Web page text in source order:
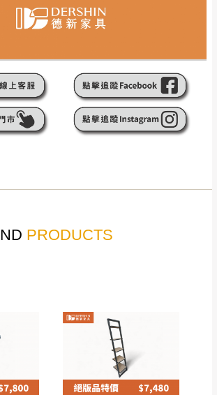
送人員輸送之安全，本司得視狀況延後
務。
期間，恕暫停百貨公司相關運送 》
務，若需回收家俱可聯絡當地請清潔隊
運專線：0800-085-717
內為鑑賞期(注意:鑑賞期非試用期)，
品品質瑕疵問題於鑑賞期內退貨之情
營業場所及公開場合之商品則無享
年保固之服務。
儘速於三日內完成付款，交易恕不
已最低價格售出，且在特定時日會給
動取消)。
PRODUCTS